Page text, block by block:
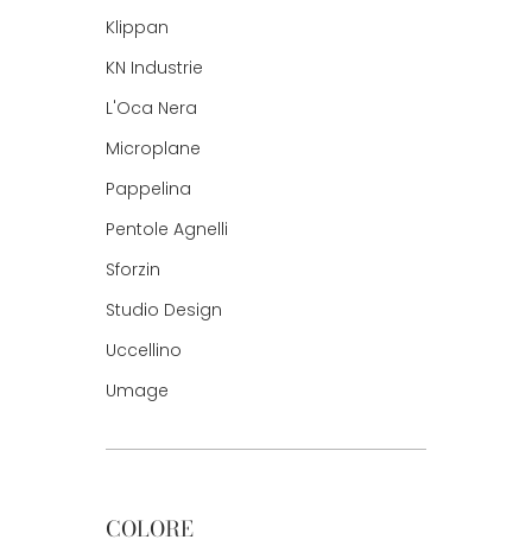
Klippan
KN Industrie
L'Oca Nera
Microplane
Pappelina
Pentole Agnelli
Sforzin
Studio Design
Uccellino
Umage
COLORE